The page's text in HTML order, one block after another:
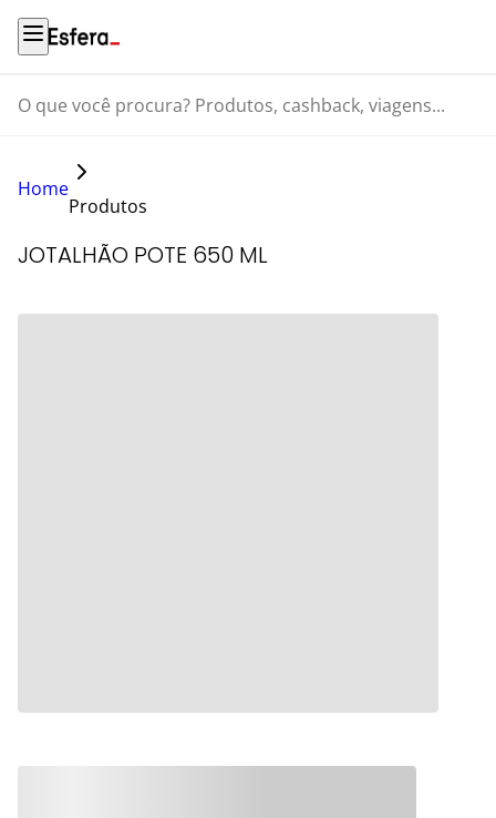
O que você procura? Produtos, cashback, viagens...
Home
Produtos
JOTALHÃO POTE 650 ML